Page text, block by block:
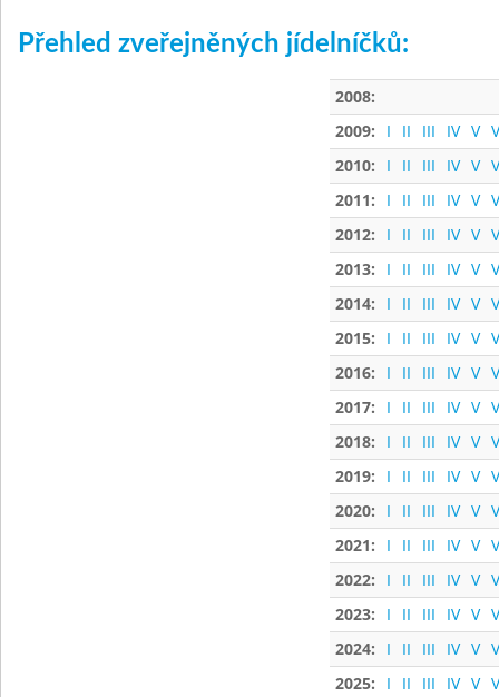
Přehled zveřejněných jídelníčků:
2008:
2009:
I II III IV V
2010:
I II III IV V
2011:
I II III IV V
2012:
I II III IV V
2013:
I II III IV V
2014:
I II III IV V
2015:
I II III IV V
2016:
I II III IV V
2017:
I II III IV V
2018:
I II III IV V
2019:
I II III IV V
2020:
I II III IV V
2021:
I II III IV V
2022:
I II III IV V
2023:
I II III IV V
2024:
I II III IV V
2025:
I II III IV V